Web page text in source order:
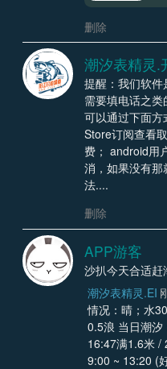
删除
潮汐表精灵.
提醒：我们软
需要填电话之
可以通过下面
Store订阅查看
费； android用
消，如果没有
法....
删除
APP游客
沙扒今天合适赶
潮汐表精灵.EI
情况：晴；水
0.5浪 当日潮
16:47满1.6米 /
9:00 ~ 13:20 (